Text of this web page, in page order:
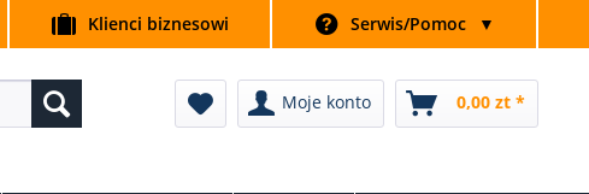
Klienci biznesowi Serwis/Pomoc ▼
Moje konto 0,00 zt *